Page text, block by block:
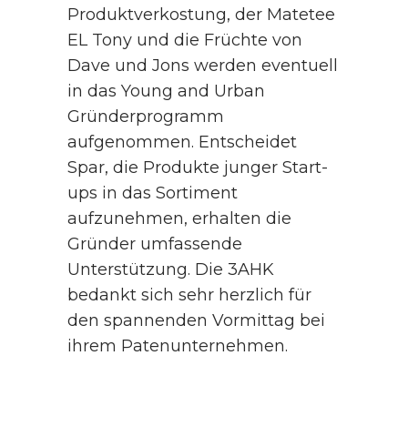
Produktverkostung, der Matetee
EL Tony und die Früchte von
Dave und Jons werden eventuell
in das Young and Urban
Gründerprogramm
aufgenommen. Entscheidet
Spar, die Produkte junger Start-
ups in das Sortiment
aufzunehmen, erhalten die
Gründer umfassende
Unterstützung. Die 3AHK
bedankt sich sehr herzlich für
den spannenden Vormittag bei
ihrem Patenunternehmen.